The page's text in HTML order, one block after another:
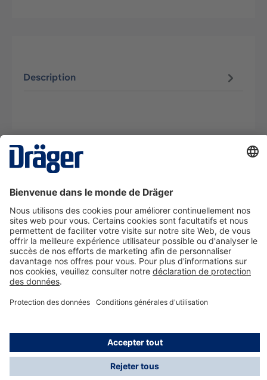
Description
La technologie
Nous contacter
A propos de Dräger
Informations
*Les taxes et les frais d'expédition ne sont pas inclus
dans les prix indiqués, sauf mention contraire. Des frais